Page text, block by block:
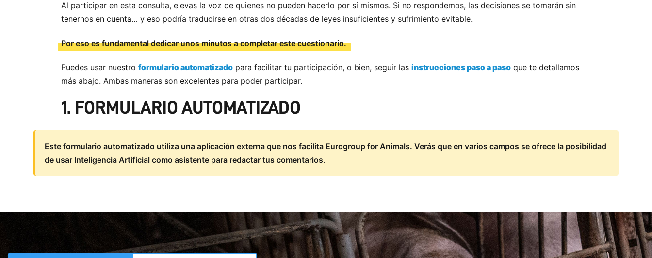
Al participar en esta consulta, elevas la voz de quienes no pueden hacerlo por sí mismos. Si no respondemos, las decisiones se tomarán sin
tenernos en cuenta… y eso podría traducirse en otras dos décadas de leyes insuficientes y sufrimiento evitable.
Por eso es fundamental dedicar unos minutos a completar este cuestionario.
Puedes usar nuestro formulario automatizadopara facilitar tu participación, o bien, seguir las instrucciones paso a pasoque te detallamos
más abajo. Ambas maneras son excelentes para poder participar.
1. FORMULARIO AUTOMATIZADO
Este formulario automatizado utiliza una aplicación externa que nos facilita Eurogroup for Animals. Verás que en varios campos se ofrece la posibilidad
de usar Inteligencia Artificial como asistente para redactar tus comentarios.